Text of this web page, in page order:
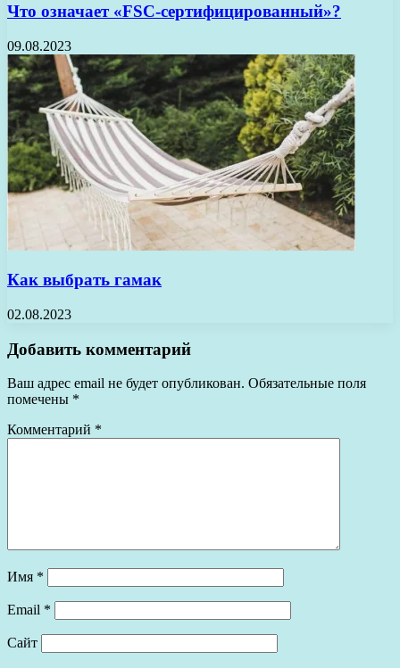
Что означает «FSC-сертифицированный»?
09.08.2023
Как выбрать гамак
02.08.2023
Добавить комментарий
Ваш адрес email не будет опубликован. Обязательные поля
помечены *
Комментарий *
Имя *
Email *
Сайт